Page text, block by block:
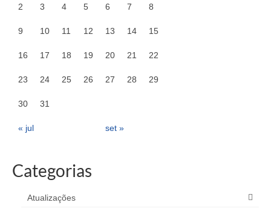
2 3 4 5 6 7 8
9 10 11 12 13 14 15
16 17 18 19 20 21 22
23 24 25 26 27 28 29
30 31
« jul set »
Categorias
Atualizações